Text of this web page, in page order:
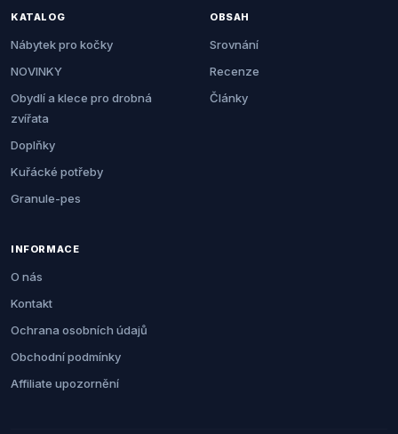
KATALOG
Nábytek pro kočky
NOVINKY
Obydlí a klece pro drobná
zvířata
Doplňky
Kuřácké potřeby
Granule-pes
OBSAH
Srovnání
Recenze
Články
INFORMACE
O nás
Kontakt
Ochrana osobních údajů
Obchodní podmínky
Affiliate upozornění